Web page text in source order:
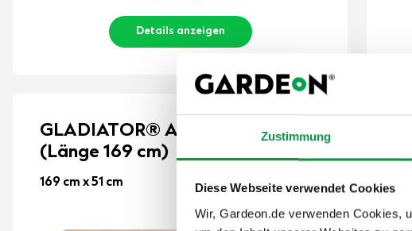
Zustimmung
Diese Webseite verwendet Cookies
Wir, Gardeon.de verwenden Cookies,
Details anzeigen
GLADIATOR® Arbeitstisch
(Länge 169 cm)
169 cm x 51 cm